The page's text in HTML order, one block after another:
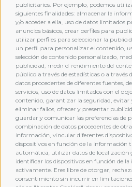
publicitarios. Por ejemplo, podemos
siguientes finalidades: almacenar la
y/o acceder a ella, uso de datos limitados
anuncios básicos, crear perfiles para
utilizar perfiles para seleccionar la
un perfil para personalizar el contenido,
selección de contenido personalizado,
publicidad, medir el rendimiento del
público a través de estadísticas o a través
datos procedentes de diferentes fuentes,
servicios, uso de datos limitados con el
contenido, garantizar la seguridad, evitar
eliminar fallos, ofrecer y presentar
guardar y comunicar las preferencias de
combinación de datos procedentes de
información, vincular diferentes
dispositivos en función de la información
automática, utilizar datos de localización
identificar los dispositivos en función de
activamente. Eres libre de otorgar,
consentimiento sin incurrir en
MEMBERSHIP